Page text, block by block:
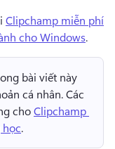
Clipchamp miễn phí
cho Windows.
bài viết này
cá nhân. Các
cho Clipchamp
.